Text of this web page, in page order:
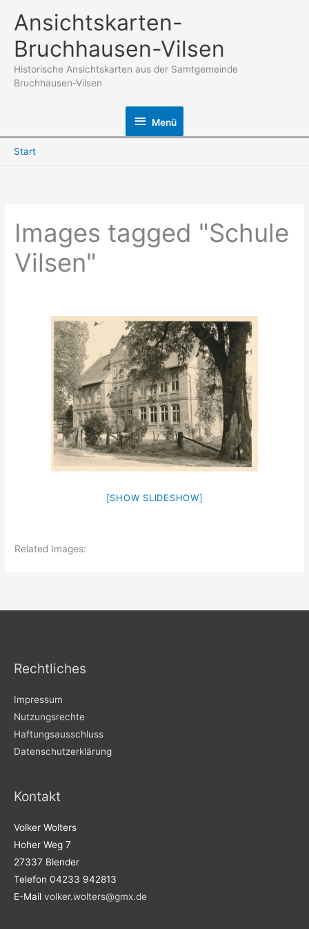
Inhalt
springen
Ansichtskarten-
Bruchhausen-Vilsen
Historische Ansichtskarten aus der Samtgemeinde
Bruchhausen-Vilsen
Menü
Menü
Start
Images tagged "Schule
Vilsen"
[SHOW SLIDESHOW]
Related Images:
Rechtliches
Impressum
Nutzungsrechte
Haftungsausschluss
Datenschutzerklärung
Kontakt
Volker Wolters
Hoher Weg 7
27337 Blender
Telefon 04233 942813
E-Mail volker.wolters@gmx.de